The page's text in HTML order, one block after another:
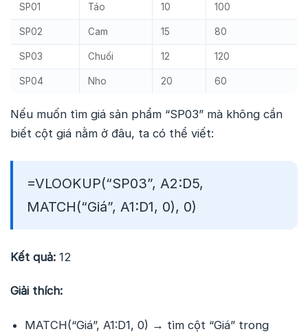
SP01 Táo 10 100
SP02 Cam 15 80
SP03 Chuối 12 120
SP04 Nho 20 60
Nếu muốn tìm giá sản phẩm “SP03” mà không cần
biết cột giá nằm ở đâu, ta có thể viết:
=VLOOKUP(“SP03”, A2:D5,
MATCH(“Giá”, A1:D1, 0), 0)
Kết quả: 12
Giải thích:
MATCH(“Giá”, A1:D1, 0) → tìm cột “Giá” trong